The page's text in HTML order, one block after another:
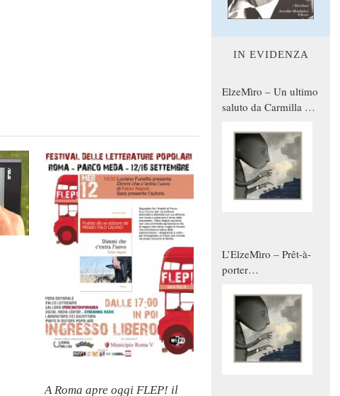
A Roma apre oggi FLEP! il
IN EVIDENZA
ElzeMìro – Un ultimo
saluto da Carmilla a
qualche modo sono
donne
L’ElzeMìro – Prêt-à-
porter